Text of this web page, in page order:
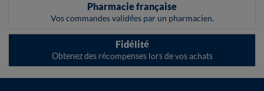
Pharmacie française
Vos commandes validées par un pharmacien.
Fidélité
Obtenez des récompenses lors de vos achats